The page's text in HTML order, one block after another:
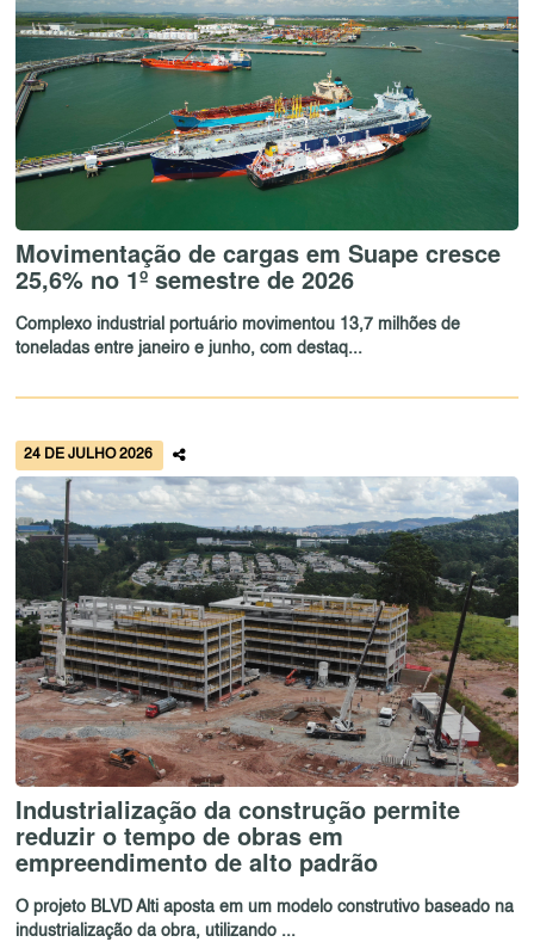
Movimentação de cargas em Suape cresce
25,6% no 1º semestre de 2026
Complexo industrial portuário movimentou 13,7 milhões de
toneladas entre janeiro e junho, com destaq...
24 DE JULHO 2026
Industrialização da construção permite
reduzir o tempo de obras em
empreendimento de alto padrão
O projeto BLVD Alti aposta em um modelo construtivo baseado na
industrialização da obra, utilizando ...